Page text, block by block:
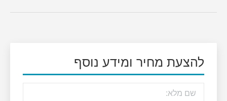
להצעת מחיר ומידע נוסף